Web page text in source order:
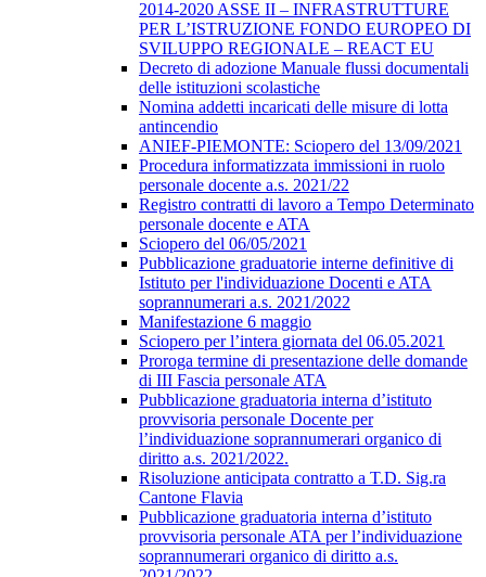
2014-2020 ASSE II – INFRASTRUTTURE
PER L’ISTRUZIONE FONDO EUROPEO DI
SVILUPPO REGIONALE – REACT EU
Decreto di adozione Manuale flussi documentali
delle istituzioni scolastiche
Nomina addetti incaricati delle misure di lotta
antincendio
ANIEF-PIEMONTE: Sciopero del 13/09/2021
Procedura informatizzata immissioni in ruolo
personale docente a.s. 2021/22
Registro contratti di lavoro a Tempo Determinato
personale docente e ATA
Sciopero del 06/05/2021
Pubblicazione graduatorie interne definitive di
Istituto per l'individuazione Docenti e ATA
soprannumerari a.s. 2021/2022
Manifestazione 6 maggio
Sciopero per l’intera giornata del 06.05.2021
Proroga termine di presentazione delle domande
di III Fascia personale ATA
Pubblicazione graduatoria interna d’istituto
provvisoria personale Docente per
l’individuazione soprannumerari organico di
diritto a.s. 2021/2022.
Risoluzione anticipata contratto a T.D. Sig.ra
Cantone Flavia
Pubblicazione graduatoria interna d’istituto
provvisoria personale ATA per l’individuazione
soprannumerari organico di diritto a.s.